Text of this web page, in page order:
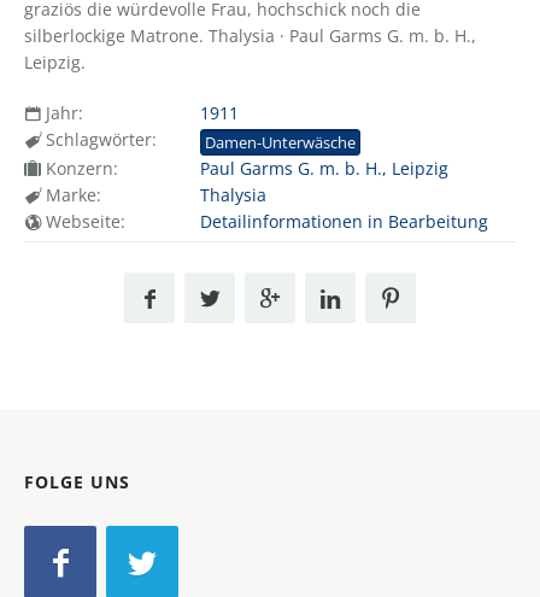
graziös die würdevolle Frau, hochschick noch die
silberlockige Matrone. Thalysia · Paul Garms G. m. b. H.,
Leipzig.
Jahr:
1911
Schlagwörter:
Damen-Unterwäsche
Konzern:
Paul Garms G. m. b. H., Leipzig
Marke:
Thalysia
Webseite:
Detailinformationen in Bearbeitung
FOLGE UNS